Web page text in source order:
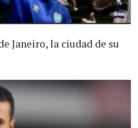
Janeiro, la ciudad de su